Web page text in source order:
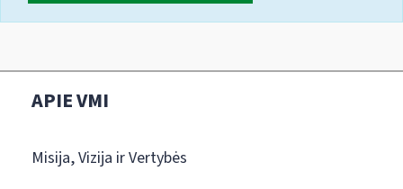
APIE VMI
Misija, Vizija ir Vertybės